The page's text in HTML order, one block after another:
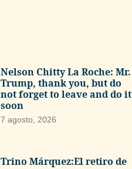
Nelson Chitty La Roche: Mr.
Trump, thank you, but do
not forget to leave and do it
soon
7 agosto, 2026
Trino Márquez:El retiro de